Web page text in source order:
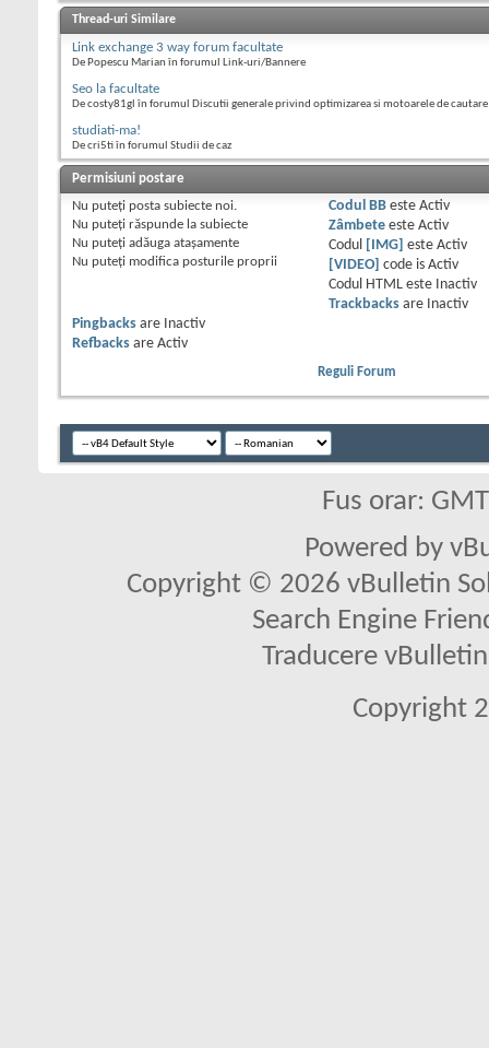
Thread-uri Similare
Link exchange 3 way forum facultate
De Popescu Marian în forumul Link-uri/Bannere
Seo la facultate
De costy81gl în forumul Discutii generale privind optimizarea si motoarele de cautare
studiati-ma!
De cri5ti în forumul Studii de caz
Permisiuni postare
Nu puteţi posta subiecte noi.
Nu puteţi răspunde la subiecte
Nu puteţi adăuga ataşamente
Nu puteţi modifica posturile proprii
Codul BBeste Activ
Zâmbeteeste Activ
Codul
[IMG] este Activ
[VIDEO] code is Activ
Codul HTML este
Inactiv
Trackbacksare
Inactiv
Pingbacks are
Inactiv
Refbacks are Activ
Reguli Forum
Fus orar:
Powered by
Copyright © 2026 vBulletin
Search Engine
Traducere
Copyright